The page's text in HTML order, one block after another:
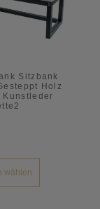
Sitzbank
Holz
Kunstleder
wählen